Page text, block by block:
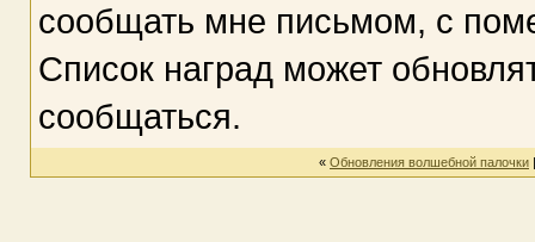
сообщать мне письмом, с
Список наград может
сообщаться.
« Обновления волшебной палочки